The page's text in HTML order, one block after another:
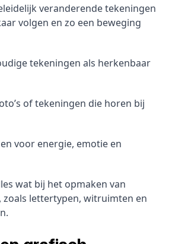
veranderende tekeningen
volgen en zo een beweging
tekeningen als herkenbaar
of tekeningen die horen bij
voor energie, emotie en
wat bij het opmaken van
lettertypen, witruimten en